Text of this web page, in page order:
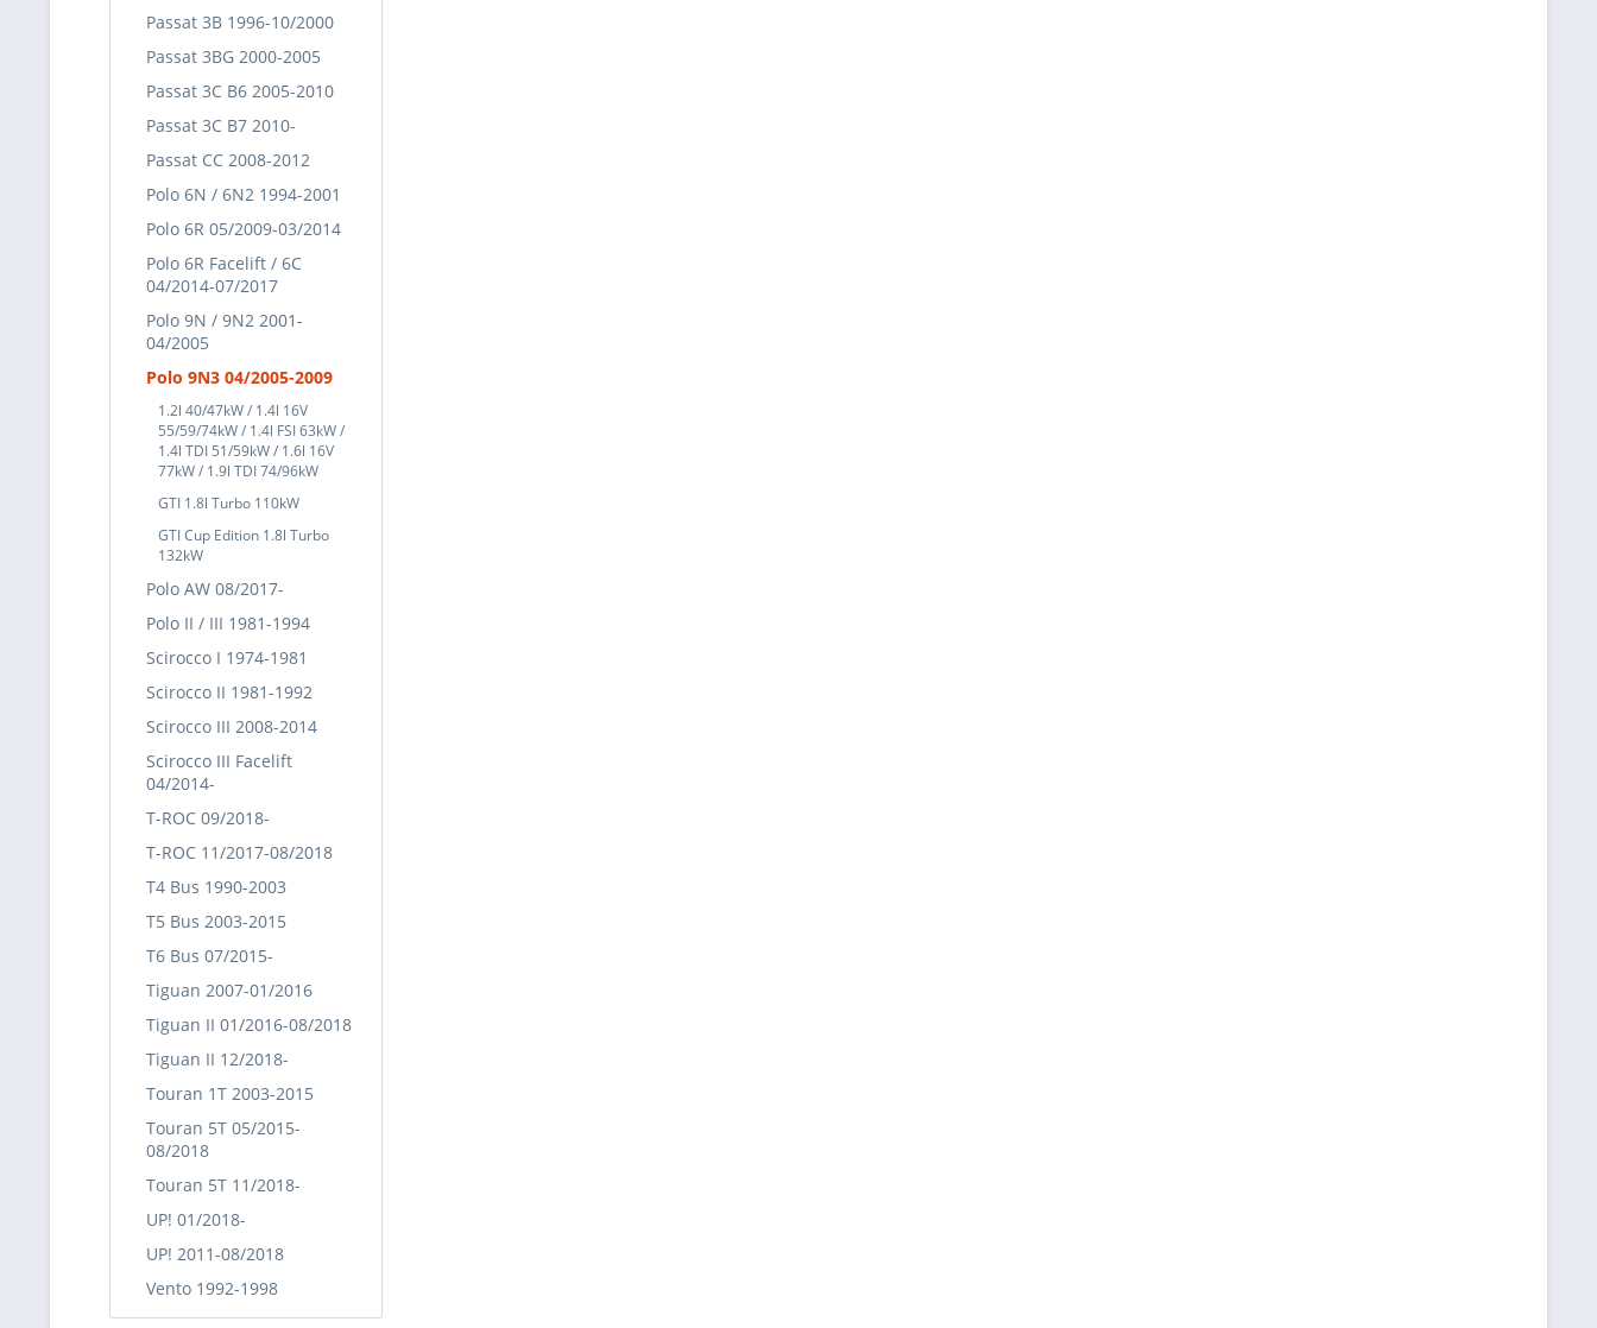
Passat 3B 1996-10/2000
Passat 3BG 2000-2005
Passat 3C B6 2005-2010
Passat 3C B7 2010-
Passat CC 2008-2012
Polo 6N / 6N2 1994-2001
Polo 6R 05/2009-03/2014
Polo 6R Facelift / 6C
04/2014-07/2017
Polo 9N / 9N2 2001-
04/2005
Polo 9N3 04/2005-2009
1.2l 40/47kW / 1.4l 16V
55/59/74kW / 1.4l FSI 63kW /
1.4l TDI 51/59kW / 1.6l 16V
77kW / 1.9l TDI 74/96kW
GTI 1.8l Turbo 110kW
GTI Cup Edition 1.8l Turbo
132kW
Polo AW 08/2017-
Polo II / III 1981-1994
Scirocco I 1974-1981
Scirocco II 1981-1992
Scirocco III 2008-2014
Scirocco III Facelift
04/2014-
T-ROC 09/2018-
T-ROC 11/2017-08/2018
T4 Bus 1990-2003
T5 Bus 2003-2015
T6 Bus 07/2015-
Tiguan 2007-01/2016
Tiguan II 01/2016-08/2018
Tiguan II 12/2018-
Touran 1T 2003-2015
Touran 5T 05/2015-
08/2018
Touran 5T 11/2018-
UP! 01/2018-
UP! 2011-08/2018
Vento 1992-1998